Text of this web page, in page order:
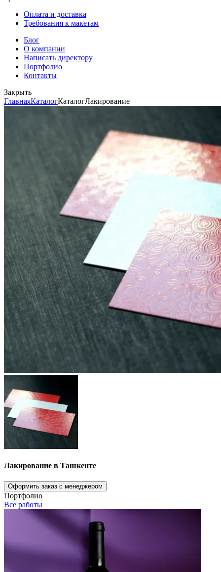
Оплата и доставка
Требования к макетам
Блог
О компании
Написать директору
Портфолио
Контакты
Закрыть
ГлавнаяКаталогКаталогЛакирование
Лакирование в Ташкенте
Оформить заказ с менеджером
Портфолио
Все работы